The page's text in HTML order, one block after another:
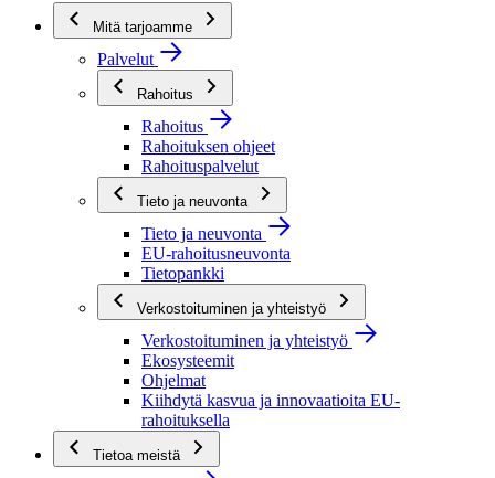
Mitä tarjoamme
Palvelut
Rahoitus
Rahoitus
Rahoituksen ohjeet
Rahoituspalvelut
Tieto ja neuvonta
Tieto ja neuvonta
EU-rahoitusneuvonta
Tietopankki
Verkostoituminen ja yhteistyö
Verkostoituminen ja yhteistyö
Ekosysteemit
Ohjelmat
Kiihdytä kasvua ja innovaatioita EU-
rahoituksella
Tietoa meistä